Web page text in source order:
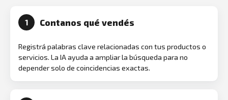
1 Contanos qué vendés
Registrá palabras clave relacionadas con tus productos o
servicios. La IA ayuda a ampliar la búsqueda para no
depender solo de coincidencias exactas.